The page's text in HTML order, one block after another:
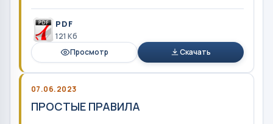
PDF
121 Кб
Просмотр
Скачать
07.06.2023
ПРОСТЫЕ ПРАВИЛА